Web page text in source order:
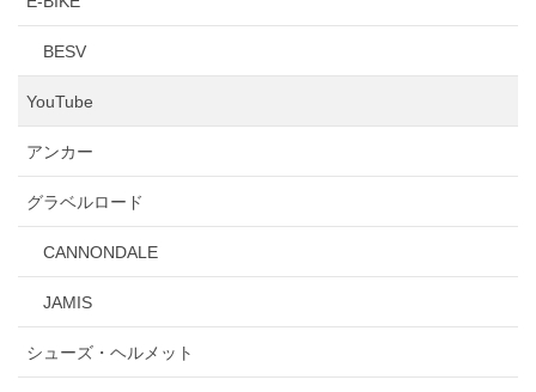
BESV
YouTube
アンカー
グラベルロード
CANNONDALE
JAMIS
シューズ・ヘルメット